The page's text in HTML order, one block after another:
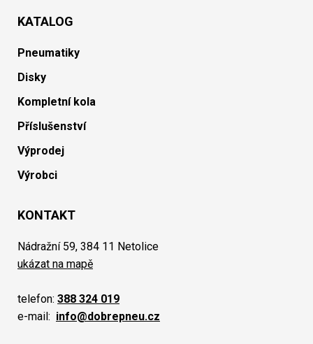
KATALOG
Pneumatiky
Disky
Kompletní kola
Příslušenství
Výprodej
Výrobci
KONTAKT
Nádražní 59, 384 11 Netolice
ukázat na mapě
telefon: 388 324 019
e-mail: info@dobrepneu.cz